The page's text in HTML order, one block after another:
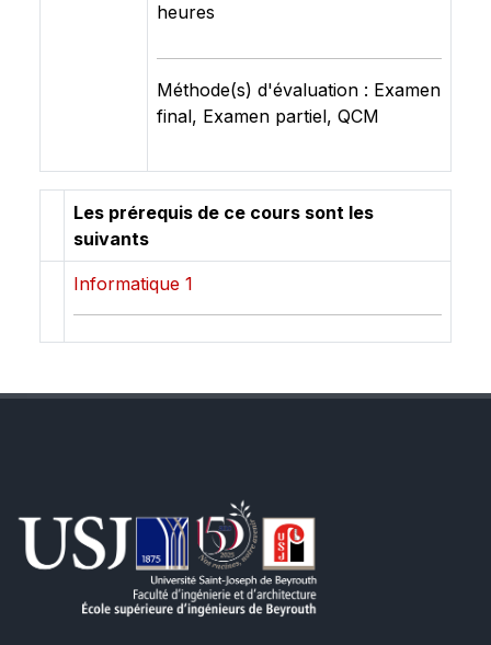
heures
Méthode(s) d'évaluation : Examen
final, Examen partiel, QCM
Les prérequis de ce cours sont les
suivants
Informatique 1